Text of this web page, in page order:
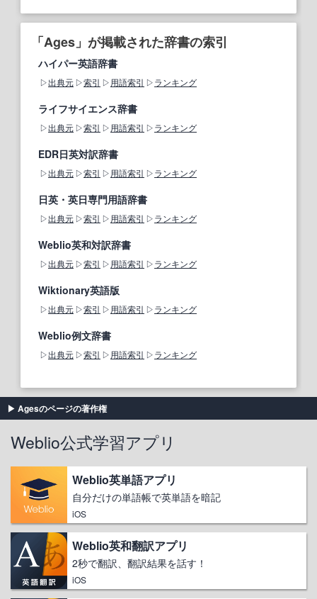
「Ages」が掲載された辞書の索引
ハイパー英語辞書
出典元 索引 用語索引 ランキング
ライフサイエンス辞書
出典元 索引 用語索引 ランキング
EDR日英対訳辞書
出典元 索引 用語索引 ランキング
日英・英日専門用語辞書
出典元 索引 用語索引 ランキング
Weblio英和対訳辞書
出典元 索引 用語索引 ランキング
Wiktionary英語版
出典元 索引 用語索引 ランキング
Weblio例文辞書
出典元 索引 用語索引 ランキング
Agesのページの著作権
Weblio公式学習アプリ
Weblio英単語アプリ
自分だけの単語帳で英単語を暗記
iOS
Weblio英和翻訳アプリ
2秒で翻訳、翻訳結果を話す！
iOS